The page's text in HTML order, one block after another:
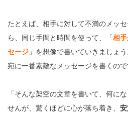
たとえば、相手に対して不満のメッ
ら、同じ手間と時間を使って、「相
セージ 」を想像で書いていきましょ
宛に一番素敵なメッセージを書くので
「そんな架空の文章を書いて、何に
せんが、驚くほどに心が落ち着き、